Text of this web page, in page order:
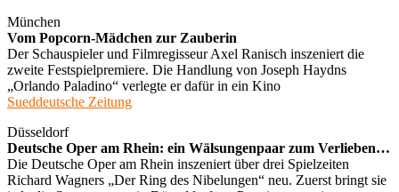
München
Vom Popcorn-Mädchen zur Zauberin
Der Schauspieler und Filmregisseur Axel Ranisch inszeniert die
zweite Festspielpremiere. Die Handlung von Joseph Haydns
„Orlando Paladino“ verlegte er dafür in ein Kino
Sueddeutsche Zeitung
Düsseldorf
Deutsche Oper am Rhein: ein Wälsungenpaar zum Verlieben…
Die Deutsche Oper am Rhein inszeniert über drei Spielzeiten
Richard Wagners „Der Ring des Nibelungen“ neu. Zuerst bringt sie